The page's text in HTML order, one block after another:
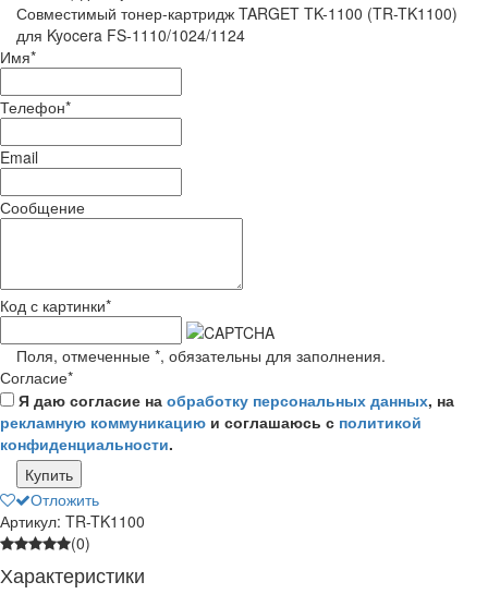
Совместимый тонер-картридж TARGET TK-1100 (TR-TK1100)
для Kyocera FS-1110/1024/1124
Имя*
Телефон*
Email
Сообщение
Код с картинки*
Поля, отмеченные *, обязательны для заполнения.
Согласие*
Я даю согласие на обработку персональных данных, на
рекламную коммуникацию и соглашаюсь с политикой
конфиденциальности.
Купить
Отложить
Артикул: TR-TK1100
(0)
Характеристики